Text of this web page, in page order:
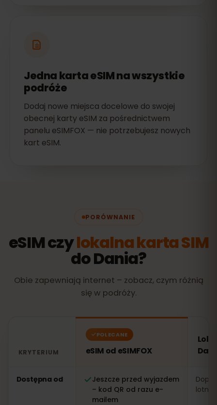
Jedna karta eSIM na wszystkie
podróże
Dodaj nowe miejsca docelowe do swojej
obecnej karty eSIM za pośrednictwem
panelu eSIMFOX — nie potrzebujesz nowych
kart eSIM.
PORÓWNANIE
eSIM czylokalna karta SIM
do Dania?
Obie zapewniają internet – zobacz, czym różnią
się w podróży.
KRYTERIUM
POLECANE
eSIM od eSIMFOX
Dostępna od
Jeszcze przed wyjazdem
– kod QR od razu e-
mailem